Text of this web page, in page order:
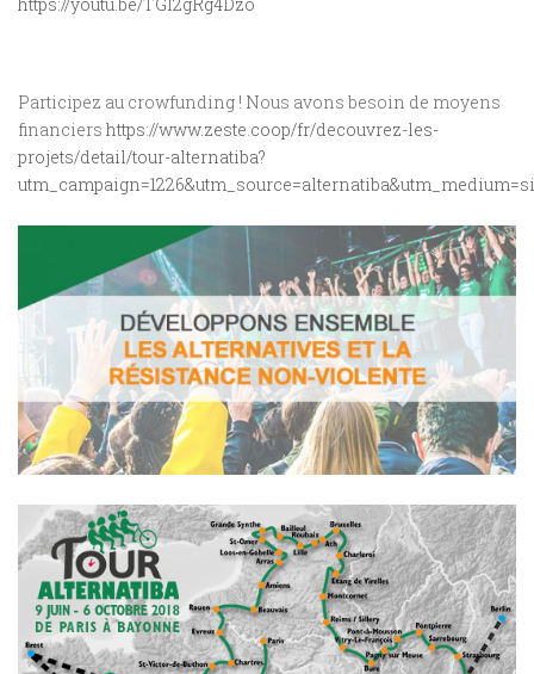
Participez au crowfunding ! Nous avons besoin de moyens
financiers https://www.zeste.coop/fr/decouvrez-les-
projets/detail/tour-alternatiba?